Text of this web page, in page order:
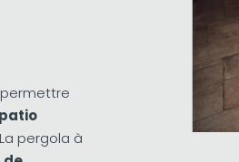
pergola à